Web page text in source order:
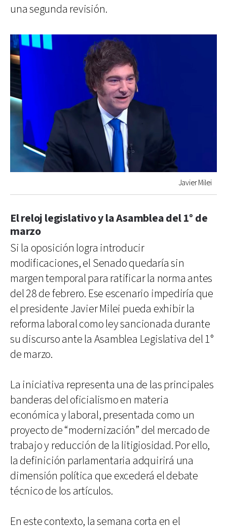
una segunda revisión.
Javier Milei
El reloj legislativo y la Asamblea del 1° de
marzo
Si la oposición logra introducir
modificaciones, el Senado quedaría sin
margen temporal para ratificar la norma antes
del 28 de febrero. Ese escenario impediría que
el presidente Javier Milei pueda exhibir la
reforma laboral como ley sancionada durante
su discurso ante la Asamblea Legislativa del 1°
de marzo.
La iniciativa representa una de las principales
banderas del oficialismo en materia
económica y laboral, presentada como un
proyecto de “modernización” del mercado de
trabajo y reducción de la litigiosidad. Por ello,
la definición parlamentaria adquirirá una
dimensión política que excederá el debate
técnico de los artículos.
En este contexto, la semana corta en el